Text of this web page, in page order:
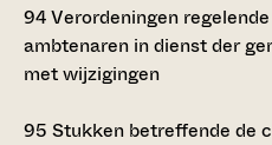
94Verordeningen
ambtenaren in dienst der
met wijzigingen
95 Stukken betreffende de